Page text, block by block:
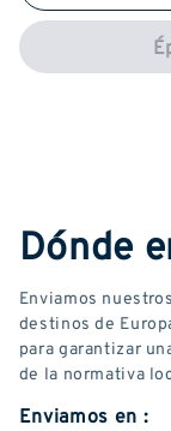
Dónde
Enviamos
destinos de
para garantizar
de la normativa
Enviamos en :